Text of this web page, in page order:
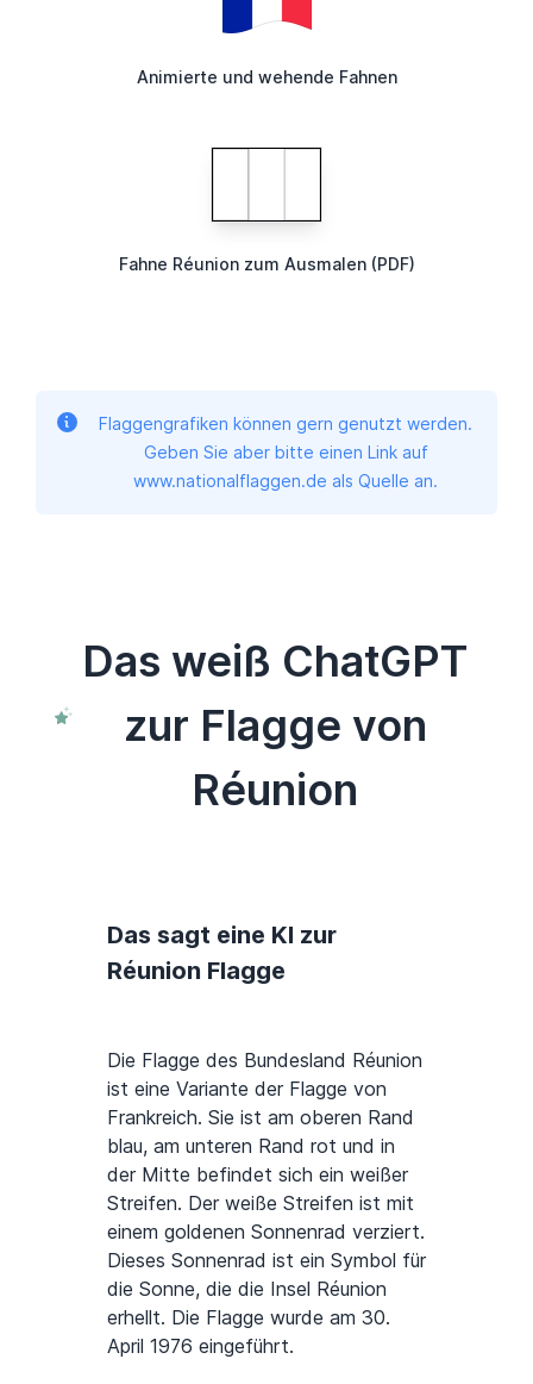
Animierte und wehende Fahnen
Fahne Réunion zum Ausmalen (PDF)
Flaggengrafiken können gern genutzt werden.
Geben Sie aber bitte einen Link auf
www.nationalflaggen.de als Quelle an.
Das weiß ChatGPT
zur Flagge von
Réunion
Das sagt eine KI zur
Réunion Flagge
Die Flagge des Bundesland Réunion
ist eine Variante der Flagge von
Frankreich. Sie ist am oberen Rand
blau, am unteren Rand rot und in
der Mitte befindet sich ein weißer
Streifen. Der weiße Streifen ist mit
einem goldenen Sonnenrad verziert.
Dieses Sonnenrad ist ein Symbol für
die Sonne, die die Insel Réunion
erhellt. Die Flagge wurde am 30.
April 1976 eingeführt.